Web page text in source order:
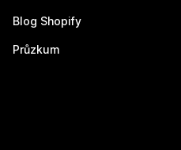
Blog Shopify
Průzkum